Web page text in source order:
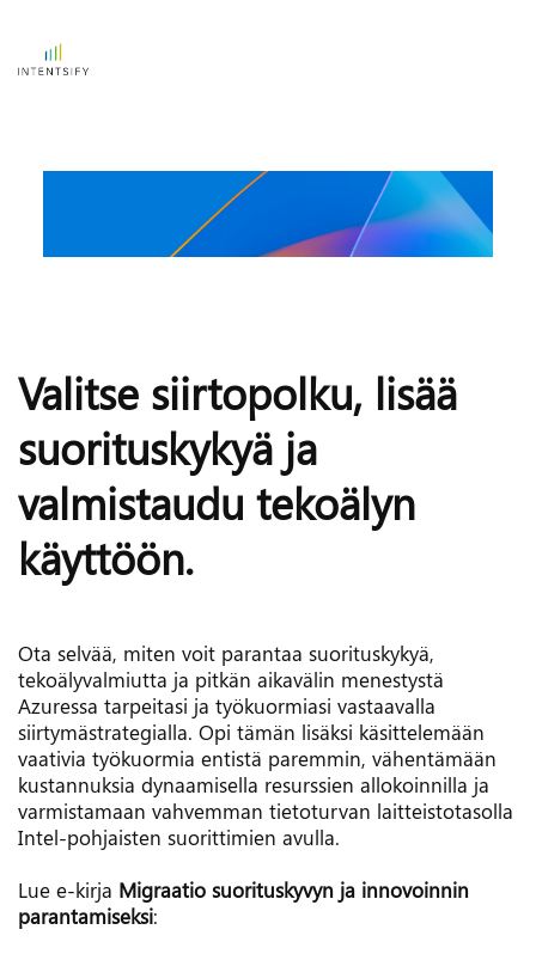
Valitse siirtopolku, lisää
suorituskykyä ja
valmistaudu tekoälyn
käyttöön.
Ota selvää, miten voit parantaa suorituskykyä,
tekoälyvalmiutta ja pitkän aikavälin menestystä
Azuressa tarpeitasi ja työkuormiasi vastaavalla
siirtymästrategialla. Opi tämän lisäksi käsittelemään
vaativia työkuormia entistä paremmin, vähentämään
kustannuksia dynaamisella resurssien allokoinnilla ja
varmistamaan vahvemman tietoturvan laitteistotasolla
Intel-pohjaisten suorittimien avulla.
Lue e-kirja Migraatio suorituskyvyn ja innovoinnin
parantamiseksi: